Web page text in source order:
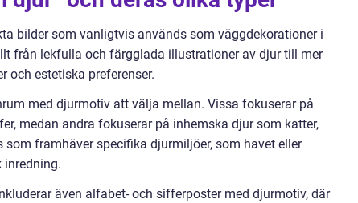
bilder som vanligtvis används som väggdekorationer i
från lekfulla och färgglada illustrationer av djur till mer
och estetiska preferenser.
med djurmotiv att välja mellan. Vissa fokuserar på
medan andra fokuserar på inhemska djur som katter,
framhäver specifika djurmiljöer, som havet eller
inredning.
även alfabet- och sifferposter med djurmotiv, där